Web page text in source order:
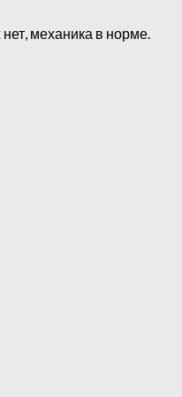
механика в норме.